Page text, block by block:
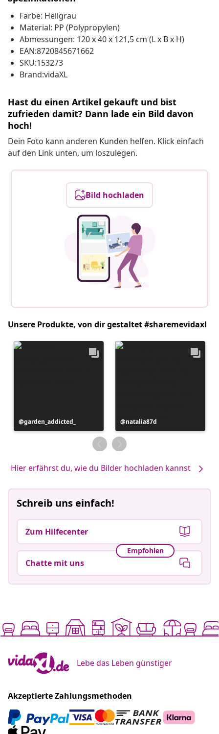
Farbe: Hellgrau
Material: PP (Polypropylen)
Abmessungen: 120 x 40 x 121,5 cm (L x B x H)
EAN:8720845671662
SKU:153273
Brand:vidaXL
Hast du einen Artikel gekauft und bist
zufrieden damit? Dann lade ein Bild davon
hoch!
Dein Foto kann anderen Kunden helfen. Klick einfach
auf den Link unten, um loszulegen.
Bild hochladen
Unsere Produkte, von dir gestaltet #sharemevidaxl
Beitrag
veröffentlicht
garden_addicted_
Beitrag
veröffentlicht
von
natalia87d
Hier erfährst du, wie du Bilder hochladen kannst
Schreib uns einfach!
Zum Hilfecenter
Empfohlen
Chatte mit uns
Lebe das Leben günstiger
Akzeptierte Zahlungsmethoden